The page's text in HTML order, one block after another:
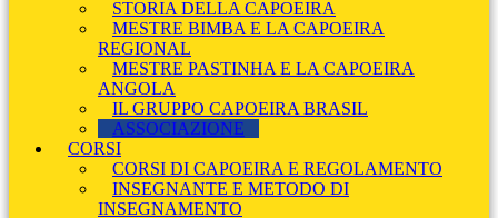
STORIA DELLA CAPOEIRA
MESTRE BIMBA E LA CAPOEIRA
REGIONAL
MESTRE PASTINHA E LA CAPOEIRA
ANGOLA
IL GRUPPO CAPOEIRA BRASIL
ASSOCIAZIONE
CORSI
CORSI DI CAPOEIRA E REGOLAMENTO
INSEGNANTE E METODO DI
INSEGNAMENTO